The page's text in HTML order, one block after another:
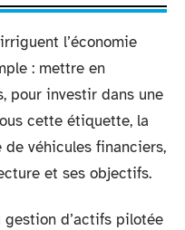
irriguent l’économie
: mettre en
pour investir dans une
cette étiquette, la
véhicules financiers,
et ses objectifs.
d’actifs pilotée